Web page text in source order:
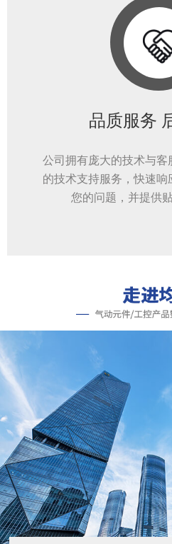
品质服务
公司拥有庞大的技术与客
的技术支持服务，快速
您的问题，并提供